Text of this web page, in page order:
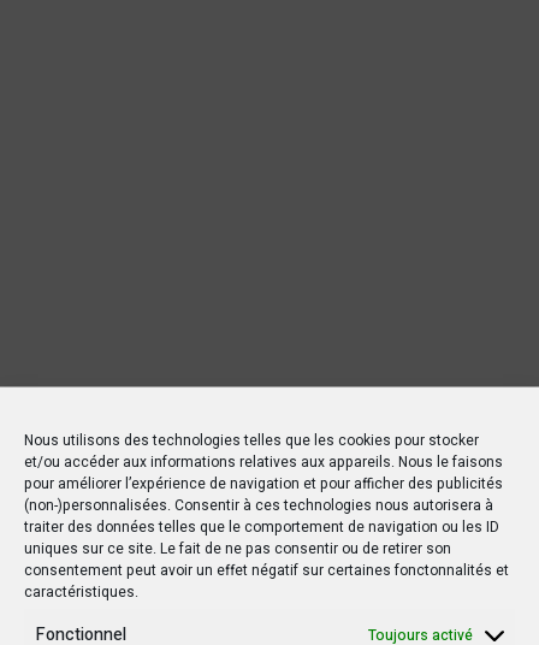
Nous utilisons des technologies telles que les cookies pour stocker
et/ou accéder aux informations relatives aux appareils. Nous le faisons
pour améliorer l’expérience de navigation et pour afficher des publicités
(non-)personnalisées. Consentir à ces technologies nous autorisera à
traiter des données telles que le comportement de navigation ou les ID
uniques sur ce site. Le fait de ne pas consentir ou de retirer son
consentement peut avoir un effet négatif sur certaines fonctonnalités et
caractéristiques.
Fonctionnel Toujours activé